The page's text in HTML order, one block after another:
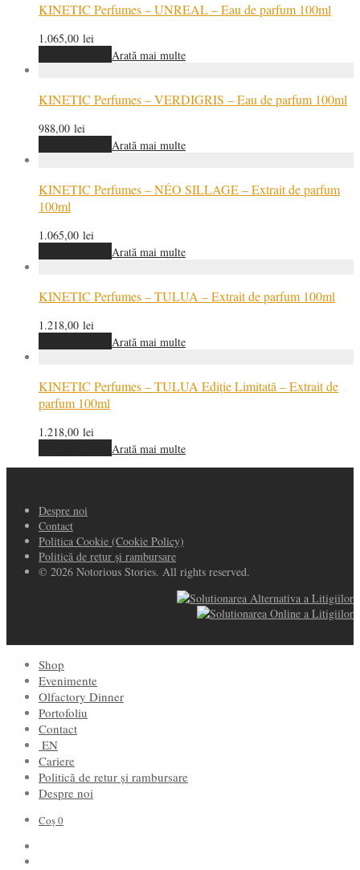
KINETIC Perfumes – UNREAL – Eau de parfum 100ml
1.065,00 lei
Arată mai multe
KINETIC Perfumes – VERDIGRIS – Eau de parfum 100ml
988,00 lei
Arată mai multe
KINETIC Perfumes – NÉO SILLAGE – Extrait de parfum
100ml
1.065,00 lei
Arată mai multe
KINETIC Perfumes – TULUA – Extrait de parfum 100ml
1.218,00 lei
Arată mai multe
KINETIC Perfumes – TULUA Ediție Limitată – Extrait de
parfum 100ml
1.218,00 lei
Arată mai multe
Despre noi
Contact
Politica Cookie (Cookie Policy)
Politică de retur și rambursare
© 2026 Notorious Stories. All rights reserved.
Shop
Evenimente
Olfactory Dinner
Portofoliu
Contact
EN
Cariere
Politică de retur și rambursare
Despre noi
Coș0